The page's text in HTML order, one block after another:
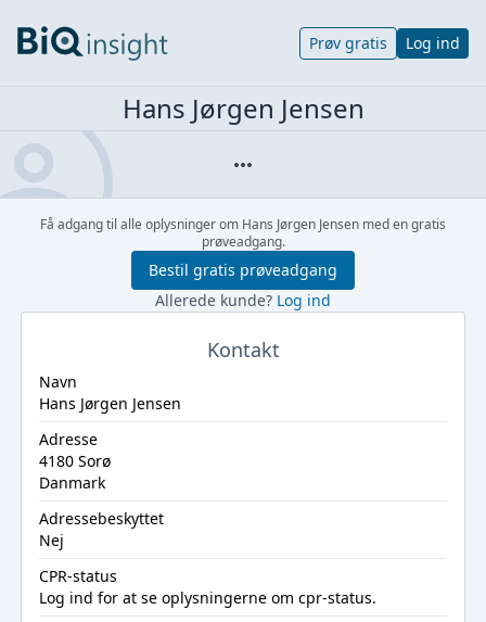
Prøv gratis Log ind
Hans Jørgen Jensen
Få adgang til alle oplysninger om Hans Jørgen Jensen med en gratis
prøveadgang.
Bestil gratis prøveadgang
Allerede kunde? Log ind
Kontakt
Navn
Hans Jørgen Jensen
Adresse
4180 Sorø
Danmark
Adressebeskyttet
Nej
CPR-status
Log ind for at se oplysningerne om cpr-status.